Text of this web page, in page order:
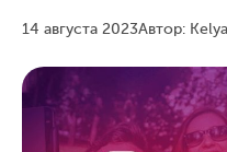
14 августа 2023Автор: